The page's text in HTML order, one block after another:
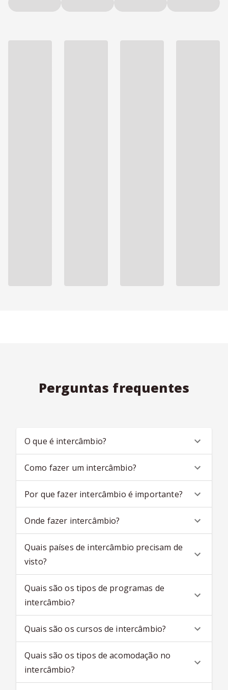
Perguntas frequentes
O que é intercâmbio?
Como fazer um intercâmbio?
Por que fazer intercâmbio é importante?
Onde fazer intercâmbio?
Quais países de intercâmbio precisam de
visto?
Quais são os tipos de programas de
intercâmbio?
Quais são os cursos de intercâmbio?
Quais são os tipos de acomodação no
intercâmbio?